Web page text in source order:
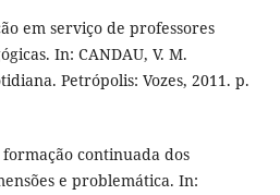
em serviço de professores
In: CANDAU, V. M.
Petrópolis: Vozes, 2011. p.
formação continuada dos
e problemática. In: